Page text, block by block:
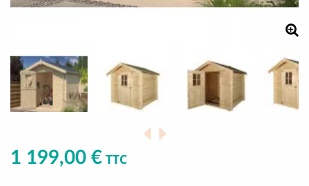
1 199,00 € TTC